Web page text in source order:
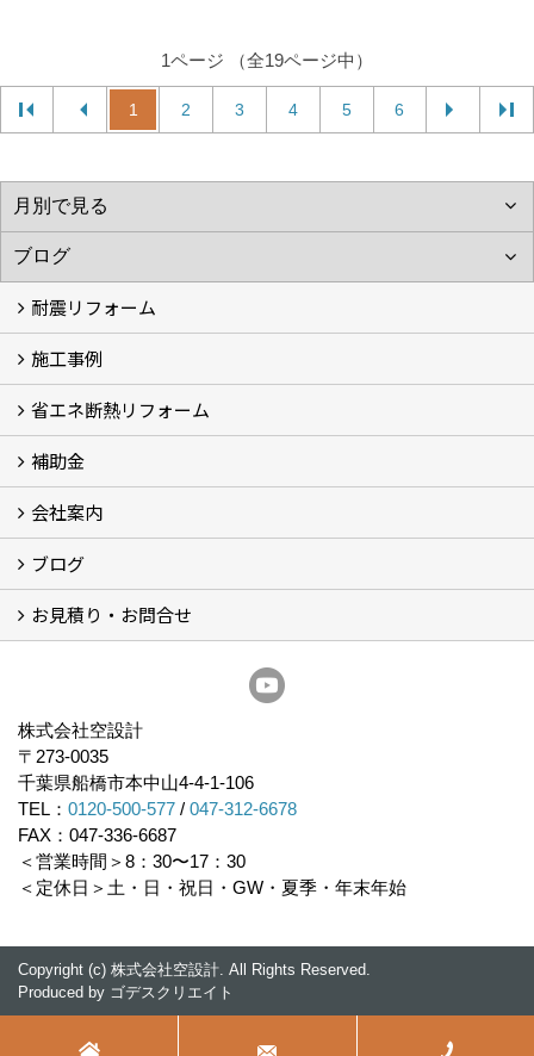
1ページ （全19ページ中）
1 2 3 4 5 6
耐震リフォーム
空設計の耐震診断
耐震診断と耐震補強 動画
耐震診断レポート
減災セミナー・耐震基準と熊本地震 動画
耐震診断と耐震補強 解説
耐震診断Q&A
施工事例
施工事例
浴室の劣化改修と耐震補強 動画
浴室の劣化改修と耐震補強①
浴室の劣化改修と耐震補強②
省エネ断熱リフォーム
省エネ診断
省エネリフォーム
補助金
住宅性能表示制度
住宅断熱改修促進事業補助金2026
給湯省エネ2026
先進的窓リノベ2026
長期優良住宅化リフォーム推進事業
市川市耐震補助金
船橋市耐震補助金
浦安市耐震補助金
松戸市耐震補助金
四街道市耐震補助金
佐倉市耐震補助金
成田市耐震補助金
会社案内
経営理念／ご挨拶
会社概要
メディア掲載
リフォーム産業新聞掲載
表彰
スタッフ紹介
アクセス
不動産探し
プライバシーポリシー
ブログ
いちかわ新聞連載コラム
人生の歩き方
空設計通信
まもりとそなえ
豆知識
お見積り・お問合せ
耐震省エネ補助金無料相談会
株式会社空設計
〒273-0035
千葉県船橋市本中山4-4-1-106
TEL： 0120-500-577 / 047-312-6678
FAX：047-336-6687
＜営業時間＞8：30〜17：30
＜定休日＞土・日・祝日・GW・夏季・年末年始
Copyright (c) 株式会社空設計. All Rights Reserved.
Produced by ゴデスクリエイト